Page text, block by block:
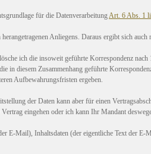
für die DatenverarbeitungArt. 6 Abs. 1
Anliegens. Daraus ergibt sich
ich die insoweit geführte Korrespondenz
diesem Zusammenhang geführte
Aufbewahrungsfristen ergeben.
der Daten kann aber für einen
eingehen oder ich kann Ihr Mandant
Mail), Inhaltsdaten (der eigentliche Text der